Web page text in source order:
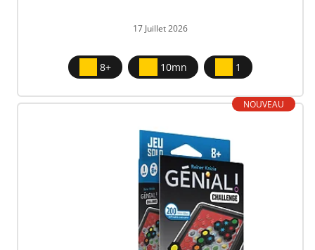
17 Juillet 2026
8+ 10mn 1
NOUVEAU